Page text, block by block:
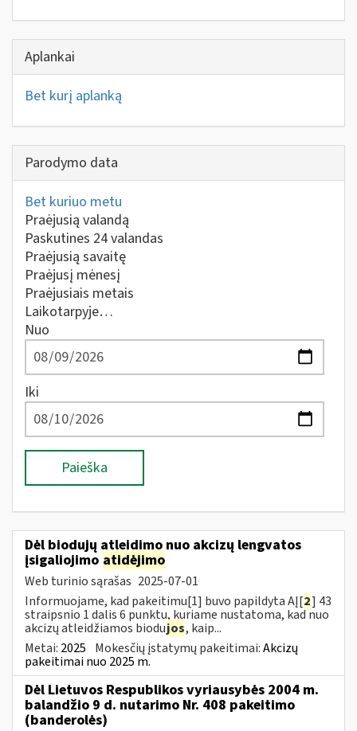
Aplankai
Bet kurį aplanką
Parodymo data
Bet kuriuo metu
Praėjusią valandą
Paskutines 24 valandas
Praėjusią savaitę
Praėjusį mėnesį
Praėjusiais metais
Laikotarpyje…
Nuo
Iki
Paieška
Dėl biodujų atleidimo nuo akcizų lengvatos
įsigaliojimo atidėjimo
Web turinio sąrašas 2025-07-01
Informuojame, kad pakeitimu[1] buvo papildyta AĮ[2] 43
straipsnio 1 dalis 6 punktu, kuriame nustatoma, kad nuo
akcizų atleidžiamos biodujos, kaip...
Metai: 2025 Mokesčių įstatymų pakeitimai:Akcizų
pakeitimai nuo 2025 m.
Dėl Lietuvos Respublikos vyriausybės 2004 m.
balandžio 9 d. nutarimo Nr. 408 pakeitimo
(banderolės)